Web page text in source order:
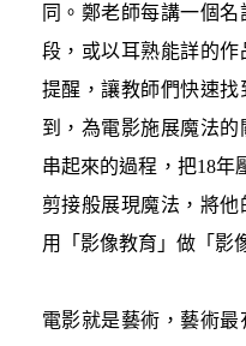
同。鄭老師每講一個
段，或以耳熟能詳的
提醒，讓教師們快速
到，為電影施展魔法
串起來的過程，把18年
剪接般展現魔法，將他
用「影像教育」做「影
電影就是藝術，藝術